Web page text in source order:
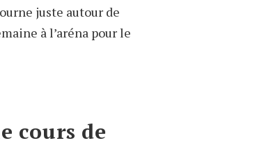
juste autour de
à l’aréna pour le
cours de